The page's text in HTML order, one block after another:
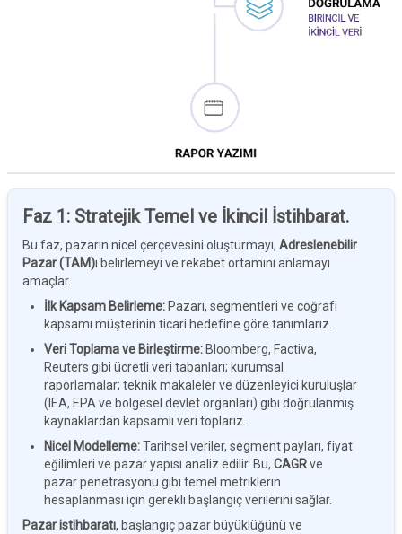
Faz 1: Stratejik Temel ve İkincil İstihbarat.
Bu faz, pazarın nicel çerçevesini oluşturmayı, Adreslenebilir
Pazar (TAM)ı belirlemeyi ve rekabet ortamını anlamayı
amaçlar.
İlk Kapsam Belirleme: Pazarı, segmentleri ve coğrafi
kapsamı müşterinin ticari hedefine göre tanımlarız.
Veri Toplama ve Birleştirme: Bloomberg, Factiva,
Reuters gibi ücretli veri tabanları; kurumsal
raporlamalar; teknik makaleler ve düzenleyici kuruluşlar
(IEA, EPA ve bölgesel devlet organları) gibi doğrulanmış
kaynaklardan kapsamlı veri toplarız.
Nicel Modelleme:Tarihsel veriler, segment payları, fiyat
eğilimleri ve pazar yapısı analiz edilir. Bu, CAGRve
pazar penetrasyonu gibi temel metriklerin
hesaplanması için gerekli başlangıç verilerini sağlar.
Pazar istihbaratı, başlangıç pazar büyüklüğünü ve